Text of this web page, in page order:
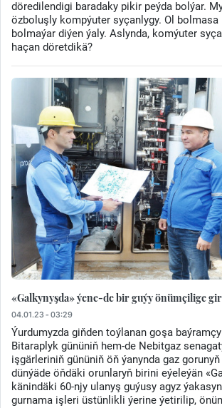
döredilendigi baradaky pikir peýda bolýar.
özboluşly kompýuter syçanlygy. Ol
bolmaýar diýen ýaly. Aslynda, komýuter
haçan döretdikä?
«Galkynyşda» ýene-de bir guýy önümçilige
04.01.23 - 03:29
Ýurdumyzda giňden toýlanan goşa
Bitaraplyk gününiň hem-de Nebitgaz
işgärleriniň gününiň öň ýanynda gaz
dünýäde öňdäki orunlaryň birini eýeleýän
känindäki 60-njy ulanyş guýusy agyz
gurnama işleri üstünlikli ýerine ýetirilip,